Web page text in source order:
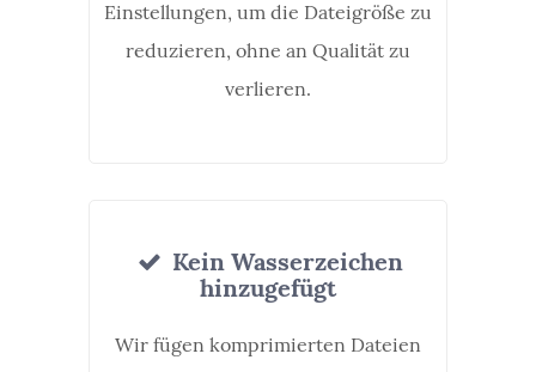
Einstellungen, um die Dateigröße zu
reduzieren, ohne an Qualität zu
verlieren.
Kein Wasserzeichen
hinzugefügt
Wir fügen komprimierten Dateien